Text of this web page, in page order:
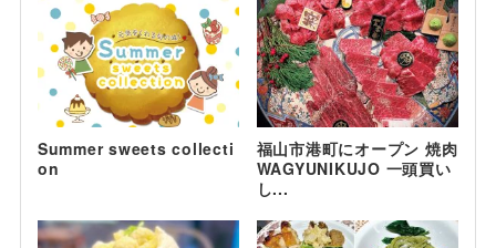
Summer sweets collecti
on
福山市港町にオープン 焼肉
WAGYUNIKUJO 一頭買い
し...